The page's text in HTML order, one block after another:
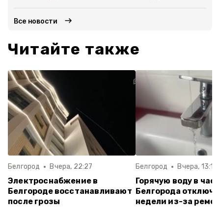
Все новости
Читайте также
Белгород Вчера, 22:27
Электроснабжение в
Белгороде восстанавливают
после грозы
Белгород Вчера, 13:10
Горячую воду в
Белгорода
недели из-за